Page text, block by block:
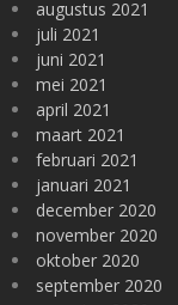
augustus 2021
juli 2021
juni 2021
mei 2021
april 2021
maart 2021
februari 2021
januari 2021
december 2020
november 2020
oktober 2020
september 2020